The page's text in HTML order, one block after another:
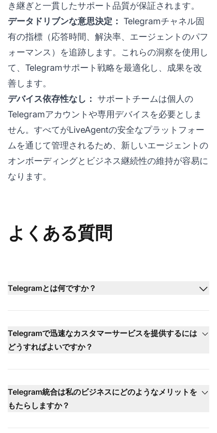
き継ぎと一貫したサポート品質が保証されます。
データドリブンな意思決定： Telegramチャネル固
有の指標（応答時間、解決率、エージェントのパフ
ォーマンス）を追跡します。これらの洞察を使用し
て、Telegramサポート戦略を最適化し、成果を改
善します。
デバイス依存性なし： サポートチームは個人の
Telegramアカウントや専用デバイスを必要としま
せん。すべてがLiveAgentの安全なプラットフォー
ムを通じて管理されるため、新しいエージェントの
オンボーディングとビジネス継続性の維持が容易に
なります。
よくある質問
Telegramとは何ですか？
Telegramで迅速なカスタマーサービスを提供するには
どうすればよいですか？
Telegram統合は私のビジネスにどのようなメリットを
もたらしますか？